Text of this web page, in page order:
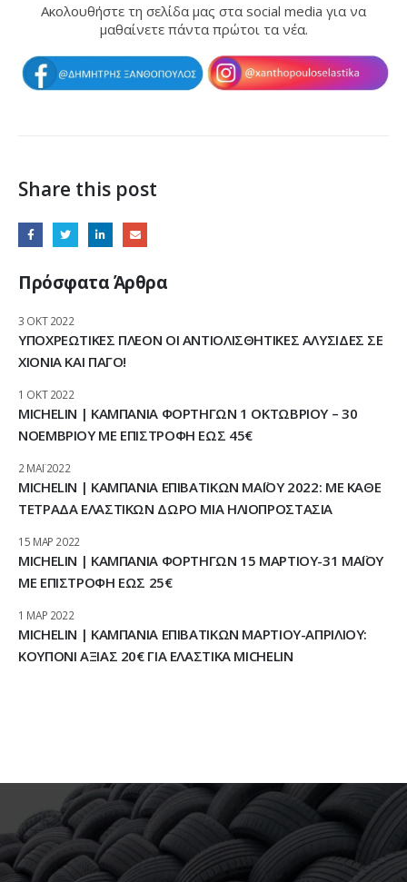
Ακολουθήστε τη σελίδα μας στα social media για να
μαθαίνετε πάντα πρώτοι τα νέα.
Share this post
Πρόσφατα Άρθρα
ΥΠΟΧΡΕΩΤΙΚΕΣ ΠΛΕΟΝ ΟΙ ΑΝΤΙΟΛΙΣΘΗΤΙΚΕΣ ΑΛΥΣΙΔΕΣ ΣΕ
ΧΙΟΝΙΑ ΚΑΙ ΠΑΓΟ!
3 ΟΚΤ 2022
MICHELIN | ΚΑΜΠΑΝΙΑ ΦΟΡΤΗΓΩΝ 1 ΟΚΤΩΒΡΙΟΥ – 30
ΝΟΕΜΒΡΙΟΥ ΜΕ ΕΠΙΣΤΡΟΦΗ ΕΩΣ 45€
1 ΟΚΤ 2022
MICHELIN | ΚΑΜΠΑΝΙΑ ΕΠΙΒΑΤΙΚΩΝ ΜΑΪΟΥ 2022: ΜΕ ΚΑΘΕ
ΤΕΤΡΑΔΑ ΕΛΑΣΤΙΚΩΝ ΔΩΡΟ ΜΙΑ ΗΛΙΟΠΡΟΣΤΑΣΙΑ
2 ΜΆΙ 2022
MICHELIN | ΚΑΜΠΑΝΙΑ ΦΟΡΤΗΓΩΝ 15 ΜΑΡΤΙΟΥ-31 ΜΑΪΟΥ
ΜΕ ΕΠΙΣΤΡΟΦΗ ΕΩΣ 25€
15 ΜΑΡ 2022
MICHELIN | ΚΑΜΠΑΝΙΑ ΕΠΙΒΑΤΙΚΩΝ ΜΑΡΤΙΟΥ-ΑΠΡΙΛΙΟΥ:
ΚΟΥΠΟΝΙ ΑΞΙΑΣ 20€ ΓΙΑ ΕΛΑΣΤΙΚΑ MICHELIN
1 ΜΑΡ 2022